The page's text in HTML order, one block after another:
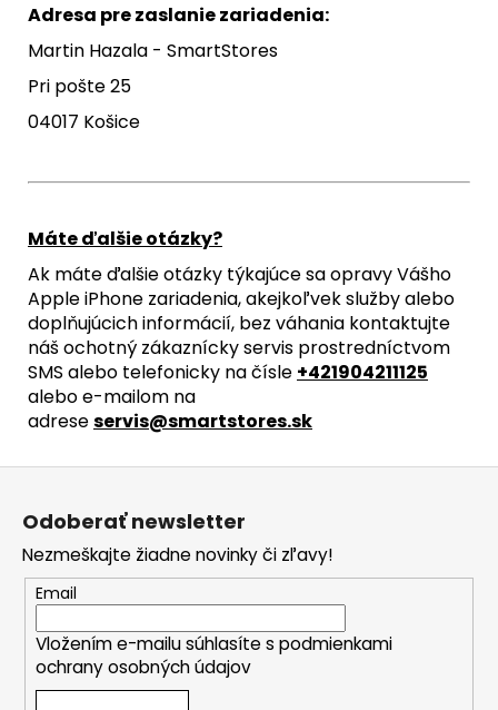
Adresa pre zaslanie zariadenia:
Martin Hazala - SmartStores
Pri pošte 25
04017 Košice
Máte ďalšie otázky?
Ak máte ďalšie otázky týkajúce sa opravy Vášho
Apple iPhone zariadenia, akejkoľvek služby alebo
doplňujúcich informácií, bez váhania kontaktujte
náš ochotný zákaznícky servis prostredníctvom
SMS alebo telefonicky na čísle +421904211125
alebo e-mailom na
adreseservis@smartstores.sk
Z
Odoberať newsletter
Nezmeškajte žiadne novinky či zľavy!
Email
Vložením e-mailu súhlasíte s podmienkami
ochrany osobných údajov